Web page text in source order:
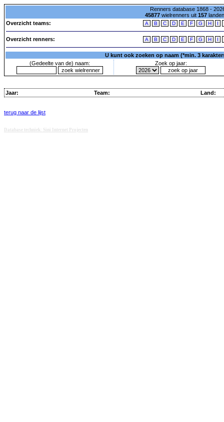
Renners database 1868 -
45877wielrenners uit 157
Overzicht teams:
A B C D E F G H I
Overzicht renners: A B C D E F G H I
U kunt ook zoeken op naam (*min. 3
(Gedeelte van de) naam:
Zoek op jaar:
Jaar: Team: Land:
terug naar de lijst
Database techniek: Sini Internet Projecten